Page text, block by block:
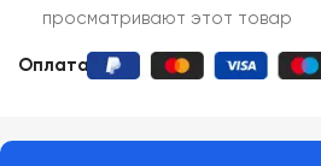
просматривают этот товар
Оплата: